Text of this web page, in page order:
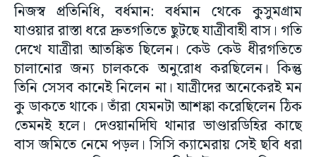
নিজস্ব প্রতিনিধি, বর্ধমান: বর্ধমান থেকে কুসুমগ্রাম
যাওয়ার রাস্তা ধরে দ্রুতগতিতে ছুটছে যাত্রীবাহী বাস। গতি
দেখে যাত্রীরা আতঙ্কিত ছিলেন। কেউ কেউ ধীরগতিতে
চালানোর জন্য চালককে অনুরোধ করছিলেন। কিন্তু
তিনি সেসব কানেই নিলেন না। যাত্রীদের অনেকেরই মন
কু ডাকতে থাকে। তাঁরা যেমনটা আশঙ্কা করেছিলেন ঠিক
তেমনই হলে। দেওয়ানদিঘি থানার ভাণ্ডারডিহির কাছে
বাস জমিতে নেমে পড়ল। সিসি ক্যামেরায় সেই ছবি ধরা